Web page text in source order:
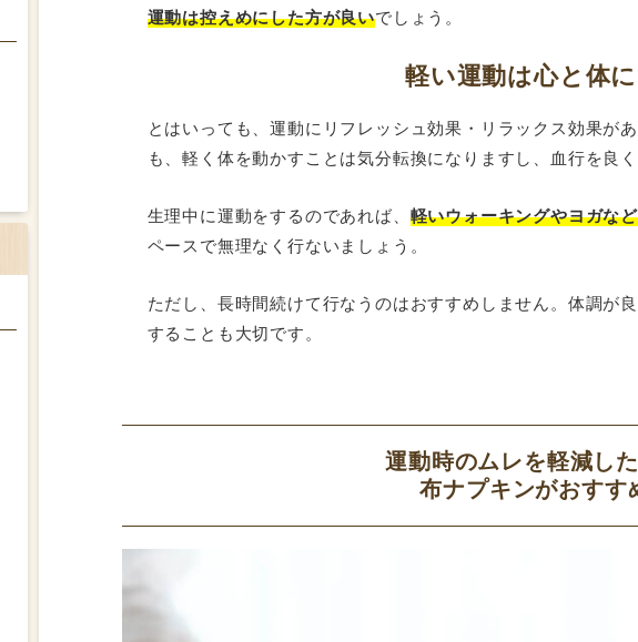
運動は控えめにした方が良いでしょう。
軽い運動は心と体
とはいっても、運動にリフレッシュ効果・リラックス効果が
も、軽く体を動かすことは気分転換になりますし、血行を良
生理中に運動をするのであれば、 軽いウォーキングやヨガな
ペースで無理なく行ないましょう。
ただし、長時間続けて行なうのはおすすめしません。体調が
することも大切です。
運動時のムレを軽減し
布ナプキンがおすす